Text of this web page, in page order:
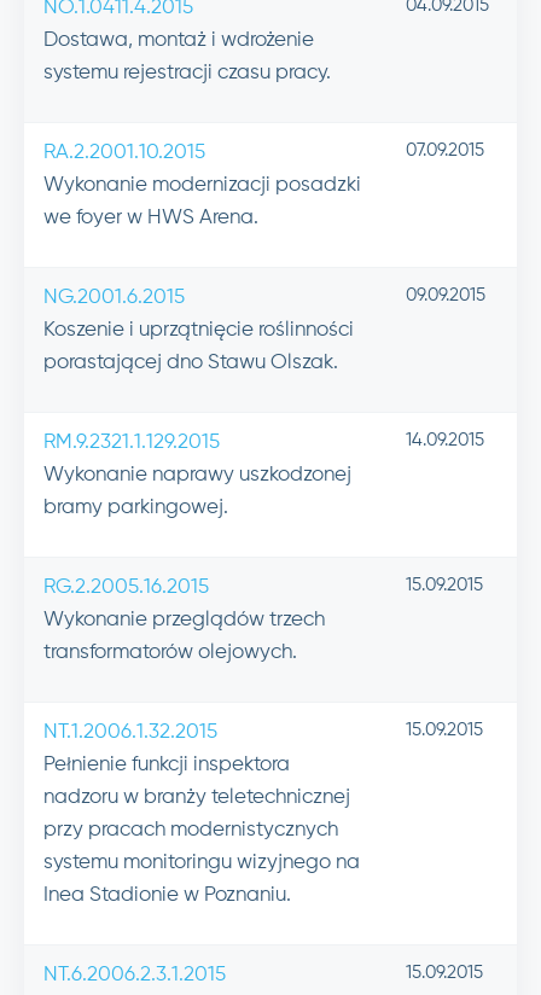
NO.1.0411.4.2015
Dostawa, montaż i wdrożenie
systemu rejestracji czasu pracy.
04.09.2015
RA.2.2001.10.2015
Wykonanie modernizacji posadzki
we foyer w HWS Arena.
07.09.2015
NG.2001.6.2015
Koszenie i uprzątnięcie roślinności
porastającej dno Stawu Olszak.
09.09.2015
RM.9.2321.1.129.2015
Wykonanie naprawy uszkodzonej
bramy parkingowej.
14.09.2015
RG.2.2005.16.2015
Wykonanie przeglądów trzech
transformatorów olejowych.
15.09.2015
NT.1.2006.1.32.2015
Pełnienie funkcji inspektora
nadzoru w branży teletechnicznej
przy pracach modernistycznych
systemu monitoringu wizyjnego na
Inea Stadionie w Poznaniu.
15.09.2015
NT.6.2006.2.3.1.2015
15.09.2015